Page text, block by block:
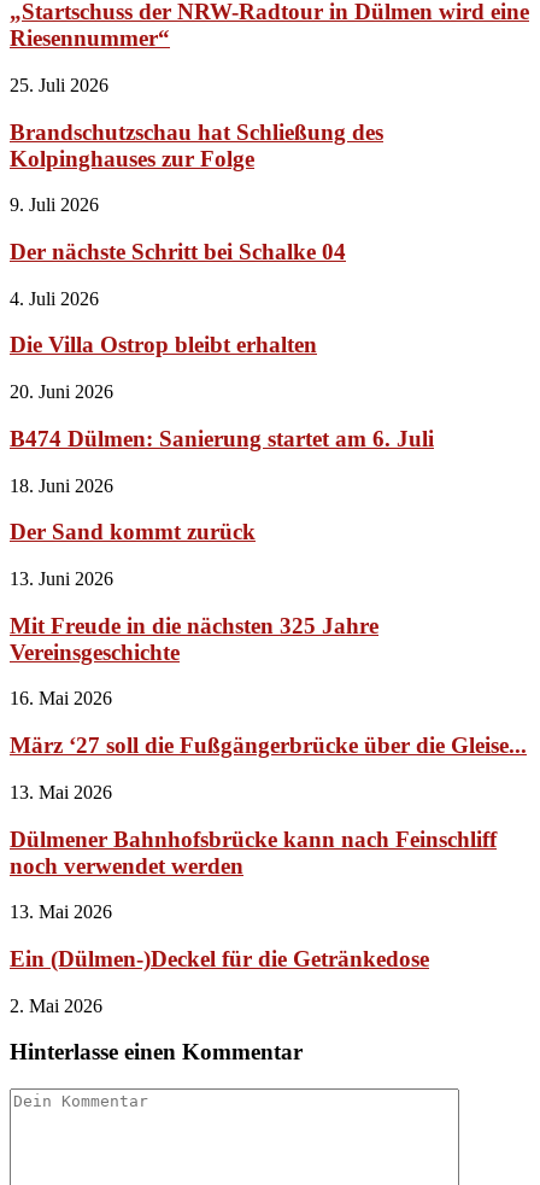
„Startschuss der NRW-Radtour in Dülmen wird eine
Riesennummer“
25. Juli 2026
Brandschutzschau hat Schließung des
Kolpinghauses zur Folge
9. Juli 2026
Der nächste Schritt bei Schalke 04
4. Juli 2026
Die Villa Ostrop bleibt erhalten
20. Juni 2026
B474 Dülmen: Sanierung startet am 6. Juli
18. Juni 2026
Der Sand kommt zurück
13. Juni 2026
Mit Freude in die nächsten 325 Jahre
Vereinsgeschichte
16. Mai 2026
März ‘27 soll die Fußgängerbrücke über die Gleise...
13. Mai 2026
Dülmener Bahnhofsbrücke kann nach Feinschliff
noch verwendet werden
13. Mai 2026
Ein (Dülmen-)Deckel für die Getränkedose
2. Mai 2026
Hinterlasse einen Kommentar